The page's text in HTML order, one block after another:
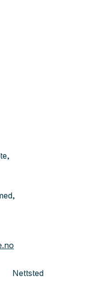
Nettsted